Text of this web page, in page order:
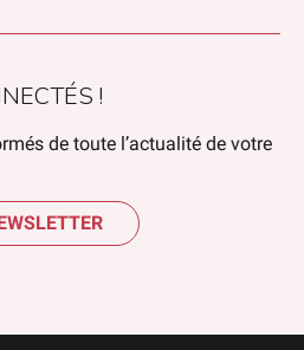
!
de toute l’actualité de votre